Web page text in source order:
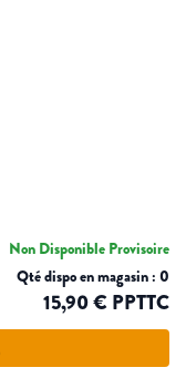
Non Disponible Provisoire
Qté dispo en magasin : 0
15,90 € PPTTC